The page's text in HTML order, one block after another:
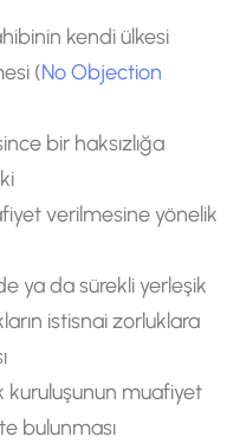
kendi ülkesi
(No Objection
bir haksızlığa
verilmesine yönelik
ya da sürekli yerleşik
istisnai zorluklara
kuruluşunun muafiyet
bulunması